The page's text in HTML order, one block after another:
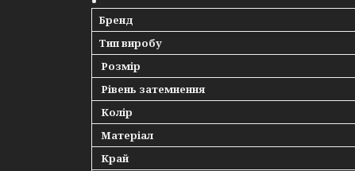
Бренд
Тип виробу
Розмір
Рівень затемнення
Колір
Матеріал
Край